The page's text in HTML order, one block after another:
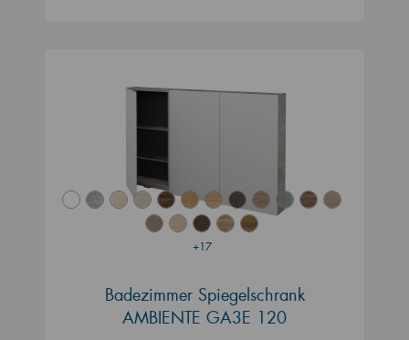
+17
Badezimmer Spiegelschrank
AMBIENTE GA3E 120